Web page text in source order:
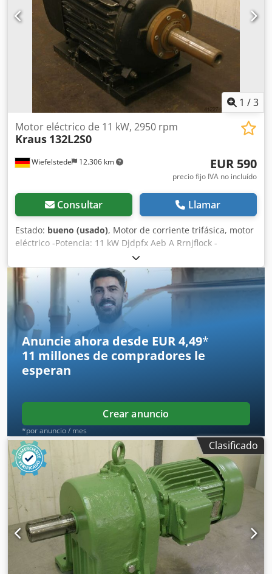
funcionamiento. • Todas las máquinas se venden en el
estado en que se encuentran, sin ningún tipo de garantía.
El comprador tiene derecho a inspeccionar la máquina en
las instalaciones. • Los acuerdos especiales solo son
posibles por escrito. (Solo responderemos a las consultas
si se indica la dirección y el número de teléfono).
1 /3
Wiefelstede 12.306 km
Motor eléctrico de 11 kW, 2950 rpm
Kraus 132L2S0
EUR 590
precio fijo IVA no incluído
Consultar Llamar
Estado: bueno (usado), Motor de corriente trifásica, motor
eléctrico -Potencia: 11 kW Djdpfx Aeb A Rrnjflock -
Frecuencia: 50 Hz -Velocidad: 2950 rpm -Frecuencia: 100
Hz -Velocidad: 5900 rpm -Eje: Ø 35 mm -Tipo de montaje:
B3 -Grado de protección: IP 55 -Dimensiones: 520/210/A350
Anuncie ahora desde EUR 4,49*
11 millones de compradores le
esperan
Crear anuncio
*por anuncio / mes
Clasificado